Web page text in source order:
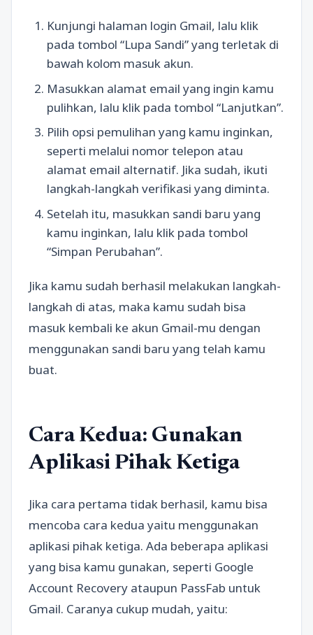
Kunjungi halaman login Gmail, lalu klik
pada tombol “Lupa Sandi” yang terletak di
bawah kolom masuk akun.
Masukkan alamat email yang ingin kamu
pulihkan, lalu klik pada tombol “Lanjutkan”.
Pilih opsi pemulihan yang kamu inginkan,
seperti melalui nomor telepon atau
alamat email alternatif. Jika sudah, ikuti
langkah-langkah verifikasi yang diminta.
Setelah itu, masukkan sandi baru yang
kamu inginkan, lalu klik pada tombol
“Simpan Perubahan”.
Jika kamu sudah berhasil melakukan langkah-
langkah di atas, maka kamu sudah bisa
masuk kembali ke akun Gmail-mu dengan
menggunakan sandi baru yang telah kamu
buat.
Cara Kedua: Gunakan
Aplikasi Pihak Ketiga
Jika cara pertama tidak berhasil, kamu bisa
mencoba cara kedua yaitu menggunakan
aplikasi pihak ketiga. Ada beberapa aplikasi
yang bisa kamu gunakan, seperti Google
Account Recovery ataupun PassFab untuk
Gmail. Caranya cukup mudah, yaitu: